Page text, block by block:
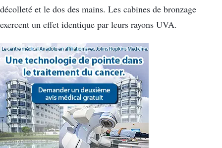
décolleté et le dos des mains. Les cabines de bronzage
exercent un effet identique par leurs rayons UVA.